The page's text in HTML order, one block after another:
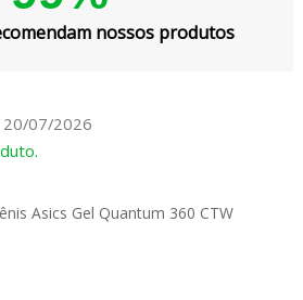
nossos produtos
20/07/2026
Asics Gel Quantum 360 CTW